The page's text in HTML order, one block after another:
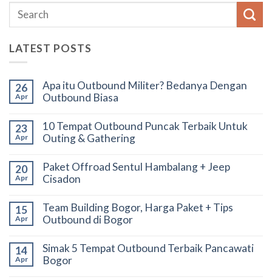
LATEST POSTS
26
Apr
Apa itu Outbound Militer? Bedanya Dengan
Outbound Biasa
23
Apr
10 Tempat Outbound Puncak Terbaik Untuk
Outing & Gathering
20
Apr
Paket Offroad Sentul Hambalang + Jeep
Cisadon
15
Apr
Team Building Bogor, Harga Paket + Tips
Outbound di Bogor
14
Apr
Simak 5 Tempat Outbound Terbaik Pancawati
Bogor